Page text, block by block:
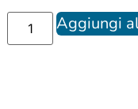
Aggiungi